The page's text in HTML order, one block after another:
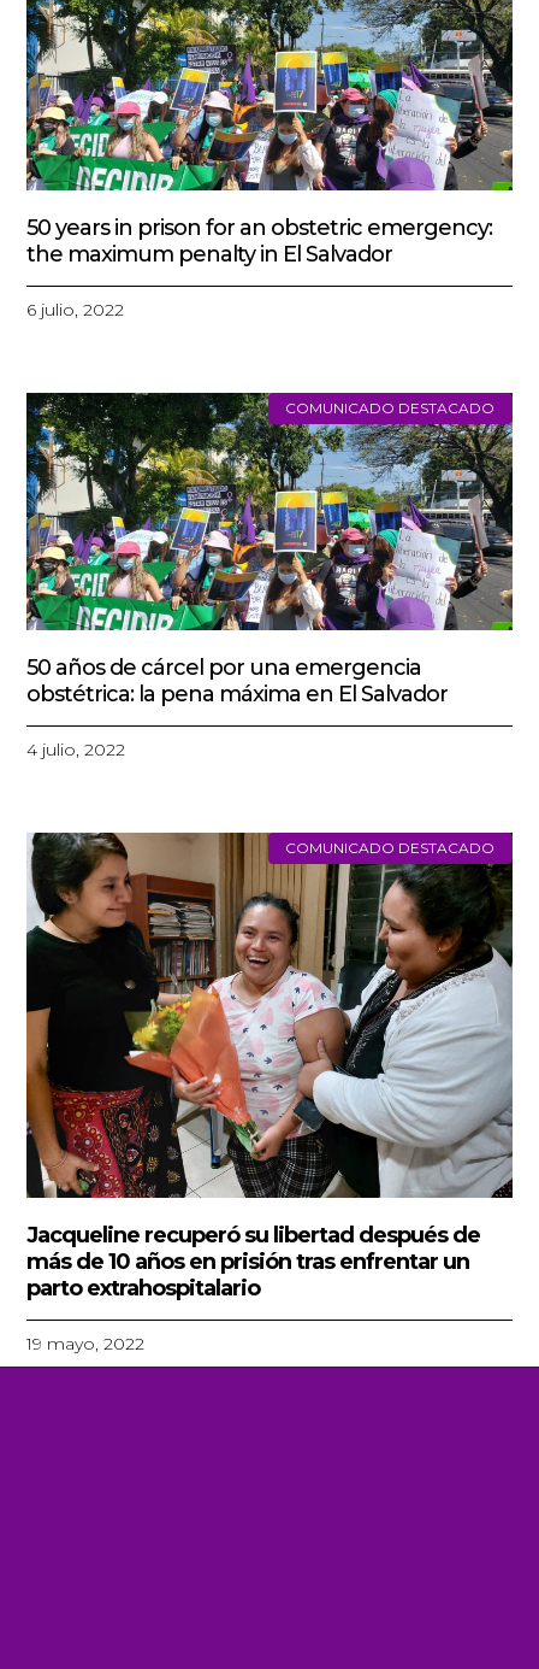
50 years in prison for an obstetric emergency:
the maximum penalty in El Salvador
6 julio, 2022
COMUNICADO DESTACADO
50 años de cárcel por una emergencia
obstétrica: la pena máxima en El Salvador
4 julio, 2022
COMUNICADO DESTACADO
Jacqueline recuperó su libertad después de
más de 10 años en prisión tras enfrentar un
parto extrahospitalario
19 mayo, 2022